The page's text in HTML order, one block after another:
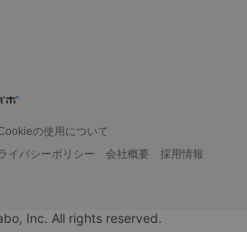
の使用について
イバシーポリシー 会社概要
採用情報
Inc. All rights reserved.